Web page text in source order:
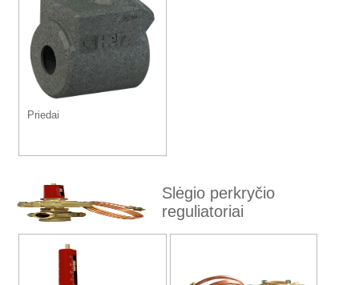
Priedai
Slėgio perkryčio
reguliatoriai